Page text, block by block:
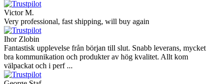
Victor M.
Very professional, fast shipping, will buy again
Ihor Zlobin
Fantastisk upplevelse från början till slut. Snabb leverans, mycket
bra kommunikation och produkter av hög kvalitet. Allt kom
välpackat och i perf ...